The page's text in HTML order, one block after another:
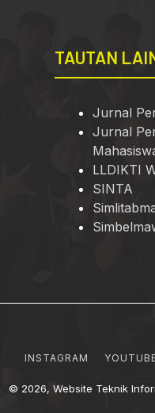
TAUTAN
Jurnal
Jurnal
LLDIKTI
SINTA
INSTAGRAM
© 2026, Website Teknik